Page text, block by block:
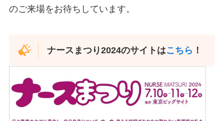
のご来場をお待ちしています。
ナースまつり2024のサイトはこちら ！